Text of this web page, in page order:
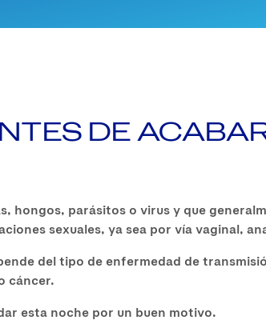
DE
hongos, parásitos o virus y que
sexuales, ya sea por vía vaginal,
del tipo de enfermedad de
cáncer.
esta noche por un buen motivo.